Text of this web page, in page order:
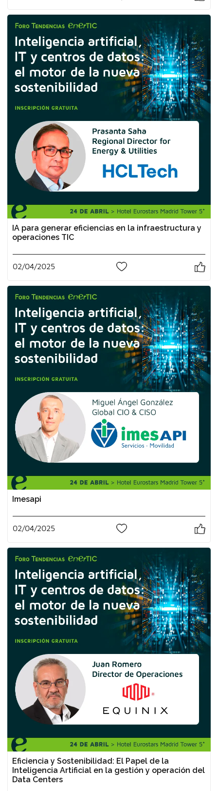
IA para generar eficiencias en la infraestructura y
operaciones TIC
02/04/2025
Imesapi
02/04/2025
Eficiencia y Sostenibilidad: El Papel de la
Inteligencia Artificial en la gestión y operación del
Data Centers